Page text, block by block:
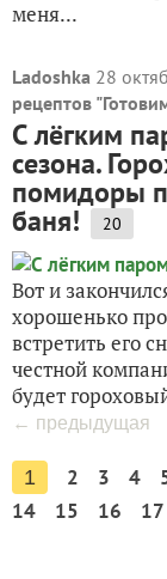
меня...
Ladoshka 28
рецептов
С лёгким
сезона.
помидоры
баня! 20
Вот и
хорошенько
встретить его
честной
будет
← предыдущая
1 2 3 4
14
15 16 17